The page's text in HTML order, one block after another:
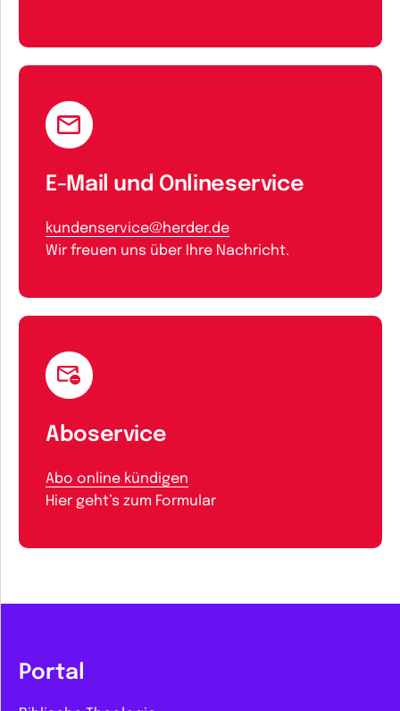
E-Mail und Onlineservice
kundenservice@herder.de
Wir freuen uns über Ihre Nachricht.
Aboservice
Abo online kündigen
Hier geht’s zum Formular
Portal